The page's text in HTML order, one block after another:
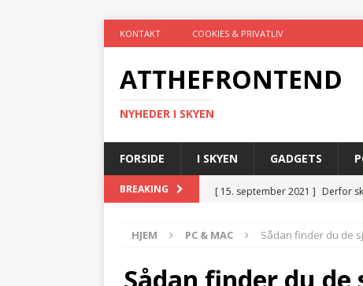
KONTAKT COOKIES & PRIVATLIV
ATTHEFRONTEND
NYHEDER I SKYEN
FORSIDE I SKYEN GADGETS
BREAKING [ 15. september 2021 ] Derfor
[ 19. juli 2021 ] Gør hverdagen
[ 19. juli 2021 ]
Trådløs
HJEM PC & MAC Sådan finder du de